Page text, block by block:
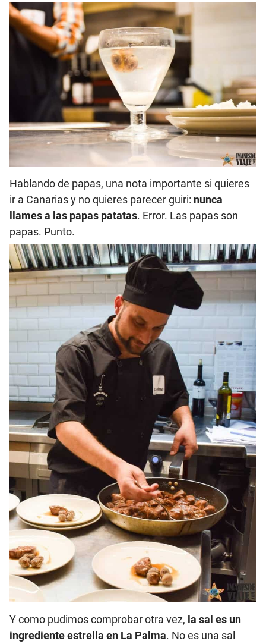
Hablando de papas, una nota importante si quieres
ir a Canarias y no quieres parecer guiri: nunca
llames a las papas patatas. Error. Las papas son
papas. Punto.
Y como pudimos comprobar otra vez, la sal es un
ingrediente estrella en La Palma. No es una sal